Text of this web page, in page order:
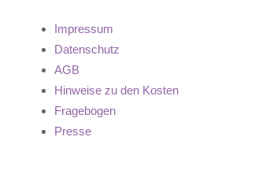
Impressum
Datenschutz
AGB
Hinweise zu den Kosten
Fragebogen
Presse